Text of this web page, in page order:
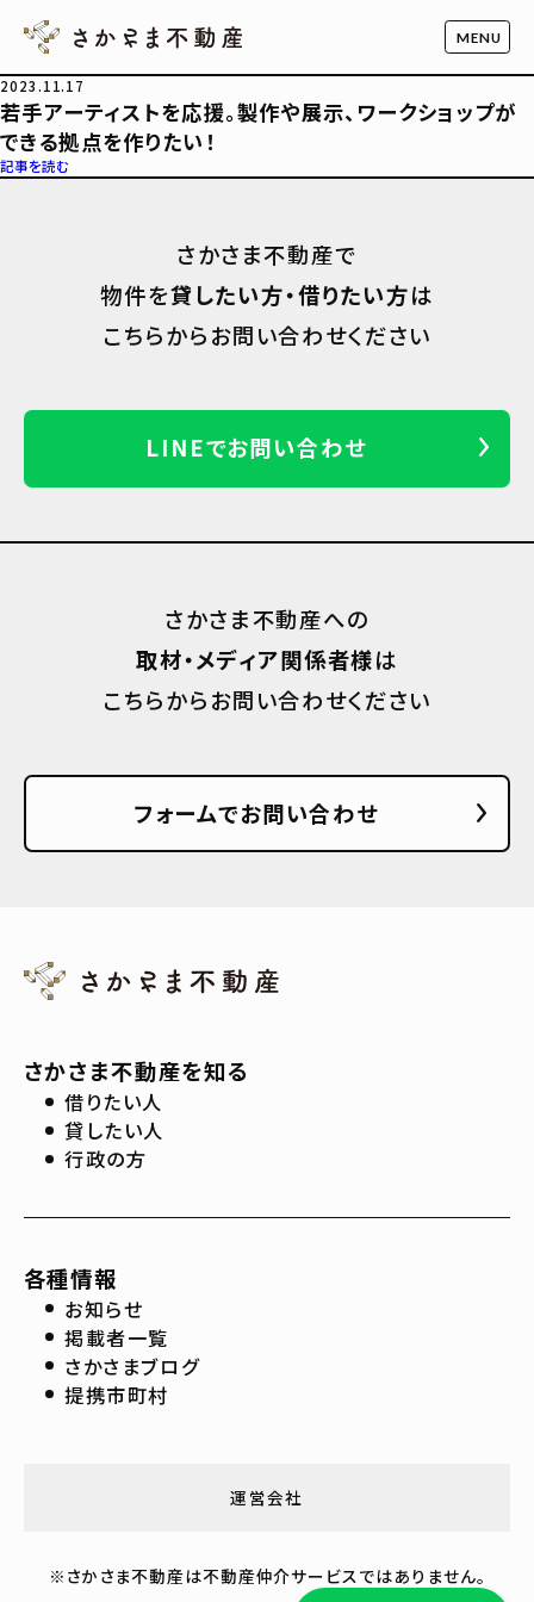
2023.11.17
若手アーティストを応援。製作や展示、ワークショップが
できる拠点を作りたい！
記事を読む
さかさま不動産で
物件を貸したい方・借りたい方は
こちらからお問い合わせください
LINEでお問い合わせ
さかさま不動産への
取材・メディア関係者様は
こちらからお問い合わせください
フォームでお問い合わせ
さかさま不動産を知る
借りたい人
貸したい人
行政の方
各種情報
お知らせ
掲載者一覧
さかさまブログ
提携市町村
運営会社
※さかさま不動産は不動産仲介サービスではありません。